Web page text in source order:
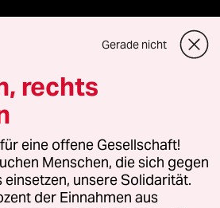
Vertriebs GmbH
Fragen oder für Genehmigungen
Kommune-Richtlinien
Gerade nicht
rechts
eine offene Gesellschaft!
Menschen, die sich gegen
unsere Solidarität.
der Einnahmen aus